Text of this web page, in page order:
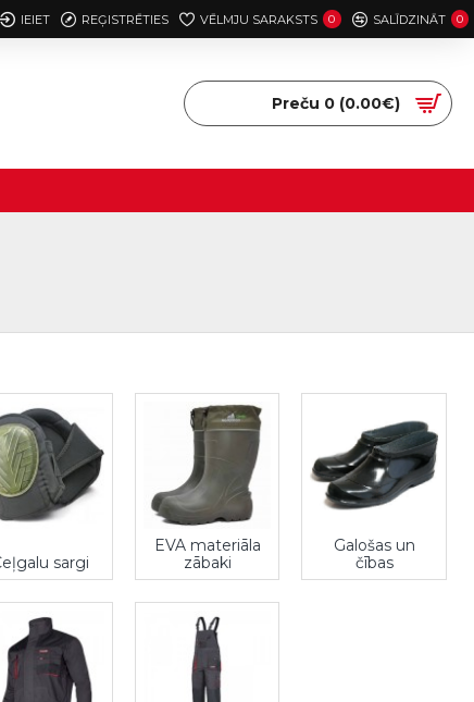
IEIET REĢISTRĒTIES VĒLMJU SARAKSTS 0 SALĪDZINĀT 0
Preču 0 (0.00€)
sargi
EVA materiāla
zābaki
Galošas un
čības